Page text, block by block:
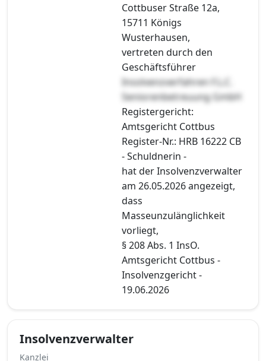
Cottbuser Straße 12a,
15711 Königs
Wusterhausen,
vertreten durch den
Geschäftsführer
Insolvenzverfahren F.L.C.
Seniorenbetreuung GmbH
Registergericht:
Amtsgericht Cottbus
Register-Nr.: HRB 16222 CB
- Schuldnerin -
hat der Insolvenzverwalter
am 26.05.2026 angezeigt,
dass
Masseunzulänglichkeit
vorliegt,
§ 208 Abs. 1 InsO.
Amtsgericht Cottbus -
Insolvenzgericht -
19.06.2026
Insolvenzverwalter
Kanzlei